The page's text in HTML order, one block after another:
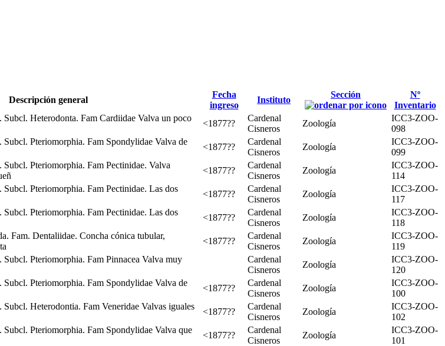
Descripción general
Fecha
ingreso
Instituto
Sección
Nº
Inventario
Subcl. Heterodonta. Fam Cardiidae Valva un poco
<1877??
Cardenal
Cisneros
Zoología
ICC3-ZOO-
098
Subcl. Pteriomorphia. Fam Spondylidae Valva de
<1877??
Cardenal
Cisneros
Zoología
ICC3-ZOO-
099
Pteriomorphia. Fam Pectinidae. Valva
<1877??
Cardenal
Cisneros
Zoología
ICC3-ZOO-
114
Pteriomorphia. Fam Pectinidae. Las dos
<1877??
Cardenal
Cisneros
Zoología
ICC3-ZOO-
117
Pteriomorphia. Fam Pectinidae. Las dos
<1877??
Cardenal
Cisneros
Zoología
ICC3-ZOO-
118
Fam. Dentaliidae. Concha cónica tubular,
<1877??
Cardenal
Cisneros
Zoología
ICC3-ZOO-
119
Subcl. Pteriomorphia. Fam Pinnacea Valva muy
Cardenal
Cisneros
Zoología
ICC3-ZOO-
120
Subcl. Pteriomorphia. Fam Spondylidae Valva de
<1877??
Cardenal
Cisneros
Zoología
ICC3-ZOO-
100
Heterodontia. Fam Veneridae Valvas iguales
<1877??
Cardenal
Cisneros
Zoología
ICC3-ZOO-
102
Subcl. Pteriomorphia. Fam Spondylidae Valva que
<1877??
Cardenal
Cisneros
Zoología
ICC3-ZOO-
101